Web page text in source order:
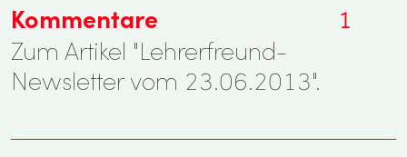
Kommentare
1
Zum Artikel "Lehrerfreund-
Newsletter vom 23.06.2013".